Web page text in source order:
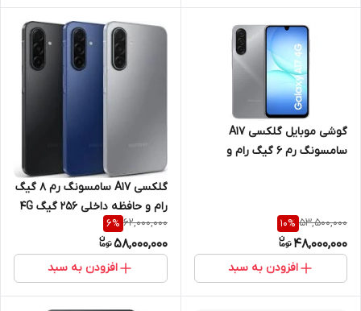
گوشی موبایل گلکسی A17
سامسونگ رم 6 گیگ رام و
53,500,000
10%
48,000,000
افزودن به سبد
گلکسی A17 سامسونگ رم 8 گیگ
رام و حافظه داخلی 256 گیگ 4G
62,000,000
6%
58,000,000
افزودن به سبد